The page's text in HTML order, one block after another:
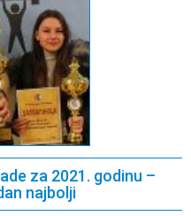
za 2021. godinu –
najbolji